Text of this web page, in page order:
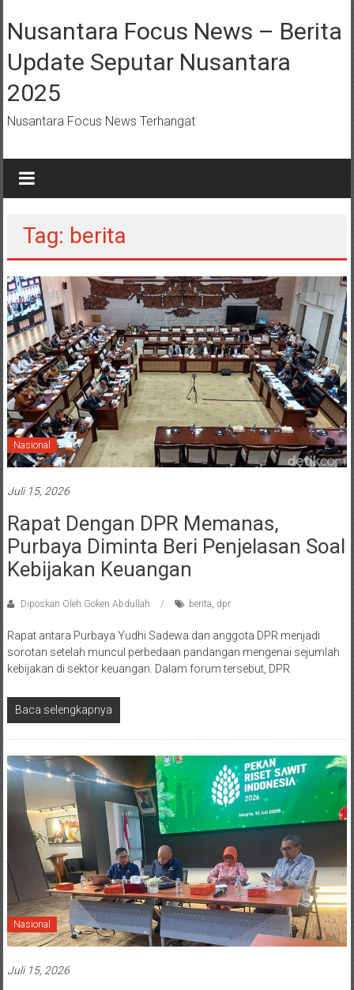
ke
konten
Nusantara Focus News – Berita
Update Seputar Nusantara
2025
Nusantara Focus News Terhangat
Tag: berita
Nasional
Juli 15, 2026
Rapat Dengan DPR Memanas,
Purbaya Diminta Beri Penjelasan Soal
Kebijakan Keuangan
Diposkan Oleh:Goken Abdullah berita, dpr
Rapat antara Purbaya Yudhi Sadewa dan anggota DPR menjadi
sorotan setelah muncul perbedaan pandangan mengenai sejumlah
kebijakan di sektor keuangan. Dalam forum tersebut, DPR
Baca selengkapnya
Nasional
Juli 15, 2026